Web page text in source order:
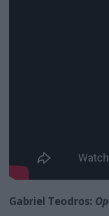
Gabriel Teodros: